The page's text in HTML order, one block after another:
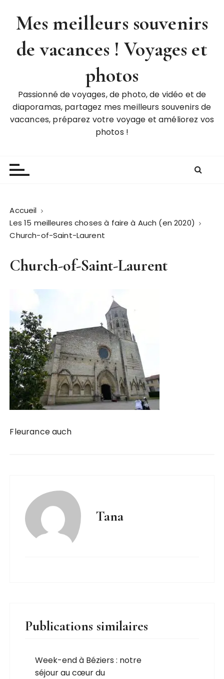
Mes meilleurs souvenirs
de vacances ! Voyages et
photos
Passionné de voyages, de photo, de vidéo et de
diaporamas, partagez mes meilleurs souvenirs de
vacances, préparez votre voyage et améliorez vos
photos !
Accueil
Les 15 meilleures choses à faire à Auch (en 2020)
Church-of-Saint-Laurent
Church-of-Saint-Laurent
Fleurance auch
Tana
Publications similaires
Week-end à Béziers : notre
séjour au cœur du